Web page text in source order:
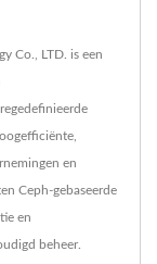
Co., LTD. is een
en
Ceph-gebaseerde
en
beheer.